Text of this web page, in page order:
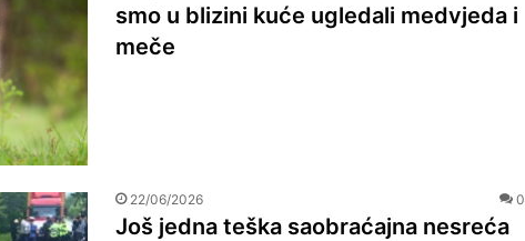
smo u blizini kuće ugledali medvjeda i
meče
22/06/2026 0
Još jedna teška saobraćajna nesreća